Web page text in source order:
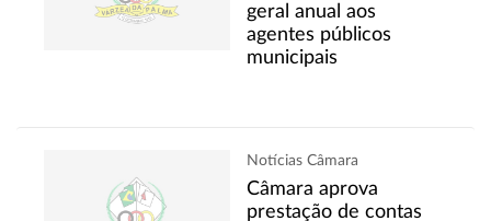
geral anual aos
agentes públicos
municipais
Notícias Câmara
Câmara aprova
prestação de contas